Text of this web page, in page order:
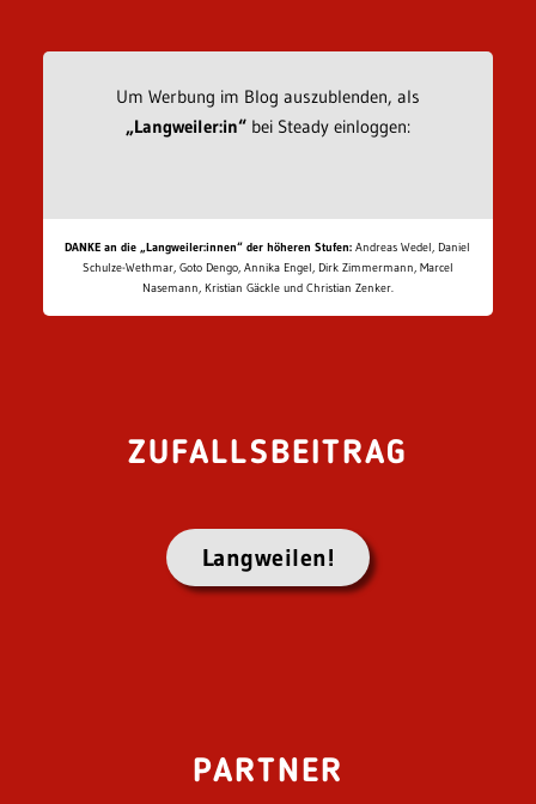
Um Werbung im Blog auszublenden, als
„Langweiler:in“bei Steady einloggen:
DANKE an die „Langweiler:innen“ der höheren Stufen: Andreas Wedel, Daniel
Schulze-Wethmar, Goto Dengo, Annika Engel, Dirk Zimmermann, Marcel
Nasemann, Kristian Gäckle und Christian Zenker.
ZUFALLSBEITRAG
Langweilen!
PARTNER